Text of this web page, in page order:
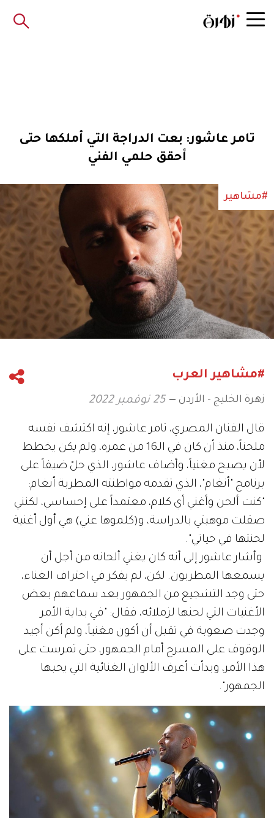
تامر عاشور: بعت الدراجة التي أملكها حتى
أحقق حلمي الفني
#مشاهير
#مشاهير العرب
زهرة الخليج - الأردن 25 نوفمبر 2022
قال الفنان المصري، تامر عاشور، إنه اكتشف نفسه
ملحناً، منذ أن كان في الـ16 من عمره، ولم يكن يخطط
لأن يصبح مغنياً، وأضاف عاشور، الذي حلّ ضيفاً على
برنامج "أنغام"، الذي تقدمه مواطنته المطربة أنغام:
"كنت ألحن وأغني أي كلام، معتمداً على إحساسي، لكنني
صقلت موهبتي بالدراسة، و(كلموها عني) هي أول أغنية
لحنتها في حياتي".
وأشار عاشور إلى أنه كان يغني ألحانه من أجل أن
يسمعها المطربون. لكن، لم يفكر في احتراف الغناء،
حتى وجد التشجيع من الجمهور بعد سماعهم بعض
الأغنيات التي لحنها لزملائه، فقال: "في بداية الأمر
وجدت صعوبة في تقبل أن أكون مغنياً، ولم أكن أجيد
الوقوف على المسرح أمام الجمهور، حتى تمرست على
هذا الأمر، وبدأت أعرف الألوان الغنائية التي يحبها
الجمهور".